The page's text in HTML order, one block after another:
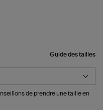
Guide des tailles
de prendre une taille en